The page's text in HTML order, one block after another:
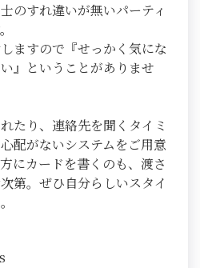
のすれ違いが無いパーティ
ますので『せっかく気にな
』ということがありませ
たり、連絡先を聞くタイミ
配がないシステムをご用意
にカードを書くのも、渡さ
第。ぜひ自分らしいスタイ